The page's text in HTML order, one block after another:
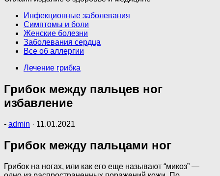
Инфекционные заболевания
Симптомы и боли
Женские болезни
Заболевания сердца
Все об аллергии
Лечение грибка
Грибок между пальцев ног
избавление
- admin · 11.01.2021
Грибок между пальцами ног
Грибок на ногах, или как его еще называют “микоз” —